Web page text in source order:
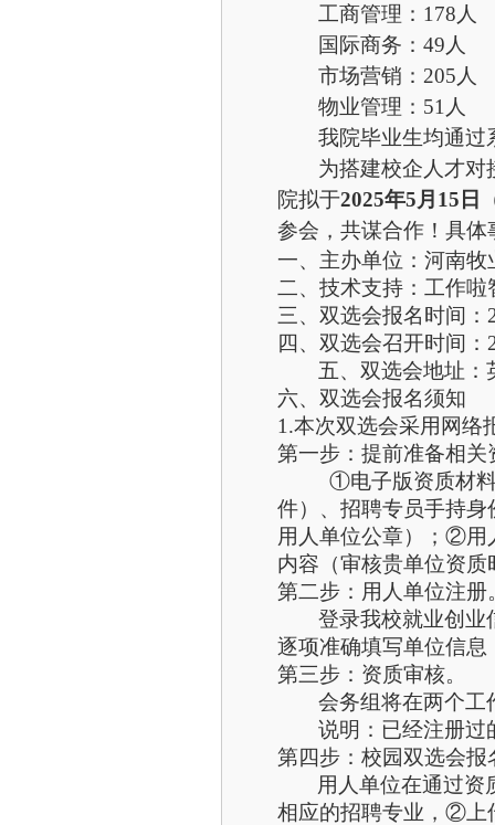
工商管理： 178人
国际商务： 49人
市场营销： 205人
物业管理： 51人
我院毕业生均通过
为搭建校企人才对
院拟于2025年5月 15 日
参会，共谋合作！具体
一、主办单位：河南
二、技术支持：工作
三、双选会报名时间：
四、双选会召开时间：
五、双选会地址：
六、双选会报名须知
1.本次双选会采用网络
第一步：提前准备相关
①电子版资质材
件）、招聘专员手持身
用人单位公章）
； ②用
内容（审核贵单位资
第二步：用人单位注册
登录我校就业创业
逐项准确填写单位信
第三步：资质审核。
会务组将在两个工
说明：已经注册过
第四步：校园双选会报
用人单位在通过资
相应的招聘专业，②上